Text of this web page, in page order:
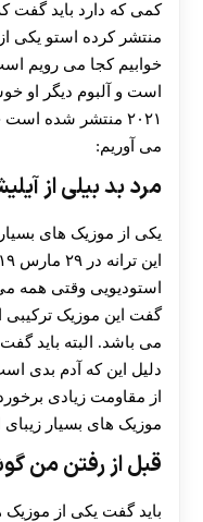
کمی که دارد باید گفت
منتشر کرده استو یکی
است و آلبوم دیگر او
۲۰۲۱ منتشر شده
می آوریم:
مرد بد بیلی از
یکی از موزیک های
استودیویی وقتی همه
گفت این موزیک ترکیبی
می باشد. البته باید
دلیل این که آدم بدی
از مقاومت زیادی
موزیک های بسیار
قبل از رفتن من
باید گفت یکی از